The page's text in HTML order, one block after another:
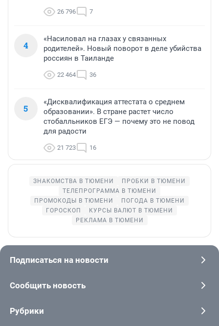
26 796 7
4
«Насиловал на глазах у связанных
родителей». Новый поворот в деле убийства
россиян в Таиланде
22 464 36
5
«Дисквалификация аттестата о среднем
образовании». В стране растет число
стобалльников ЕГЭ — почему это не повод
для радости
21 723 16
ЗНАКОМСТВА В ТЮМЕНИ
ПРОБКИ В ТЮМЕНИ
ТЕЛЕПРОГРАММА В ТЮМЕНИ
ПРОМОКОДЫ В ТЮМЕНИ
ПОГОДА В ТЮМЕНИ
ГОРОСКОП
КУРСЫ ВАЛЮТ В ТЮМЕНИ
РЕКЛАМА В ТЮМЕНИ
Подписаться на новости
Сообщить новость
Рубрики